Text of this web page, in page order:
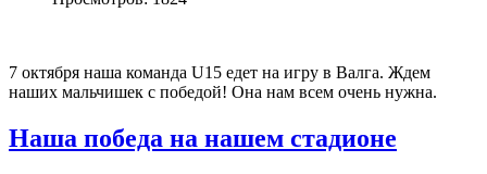
7 октября наша команда U15 едет на игру в Валга. Ждем
наших мальчишек с победой! Она нам всем очень нужна.
Наша победа на нашем стадионе